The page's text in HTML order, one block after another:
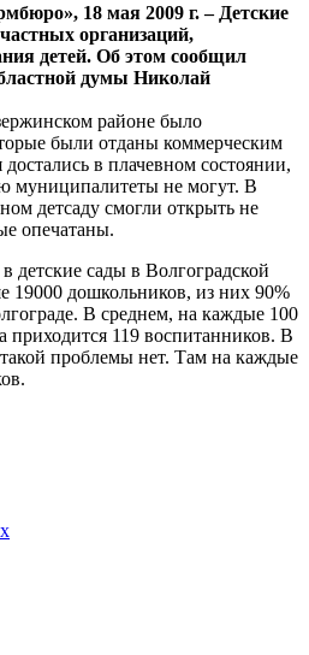
18 мая 2009 г. – Детские
организаций,
детей. Об этом сообщил
думы Николай
районе было
были отданы коммерческим
в плачевном состоянии,
муниципалитеты не могут. В
детсаду смогли открыть не
опечатаны.
детские сады в Волгоградской
19000 дошкольников, из них 90%
В среднем, на каждые 100
приходится 119 воспитанников. В
проблемы нет. Там на каждые